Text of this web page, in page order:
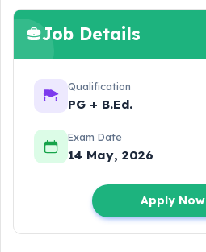
Job Details
Qualification
PG + B.Ed.
Exam Date
14 May, 2026
Apply Now